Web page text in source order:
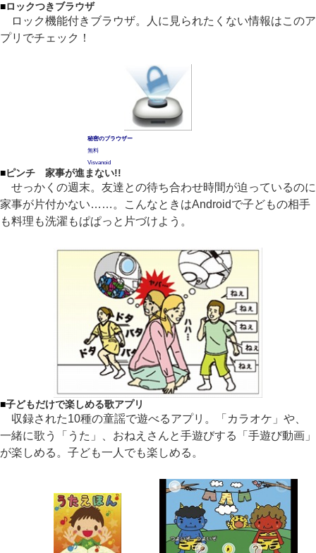
■ロックつきブラウザ
ロック機能付きブラウザ。人に見られたくない情報はこのア
プリでチェック！
秘密のブラウザー
無料
Visvanoid
■ピンチ 家事が進まない!!
せっかくの週末。友達との待ち合わせ時間が迫っているのに
家事が片付かない……。こんなときはAndroidで子どもの相手
も料理も洗濯もぱぱっと片づけよう。
■子どもだけで楽しめる歌アプリ
収録された10種の童謡で遊べるアプリ。「カラオケ」や、
一緒に歌う「うた」、おねえさんと手遊びする「手遊び動画」
が楽しめる。子ども一人でも楽しめる。